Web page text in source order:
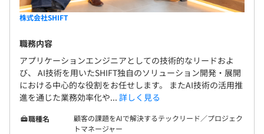
株式会社SHIFT
職務内容
アプリケーションエンジニアとしての技術的なリードおよ
び、 AI技術を用いたSHIFT独自のソリューション開発・展開
における中心的な役割をお任せします。 またAI技術の活用推
進を通じた業務効率化や... 詳しく見る
職種名
顧客の課題をAIで解決するテックリード／プロジェク
トマネージャー